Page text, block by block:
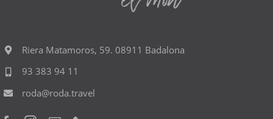
Riera Matamoros, 59. 08911 Badalona
93 383 94 11
roda@roda.travel